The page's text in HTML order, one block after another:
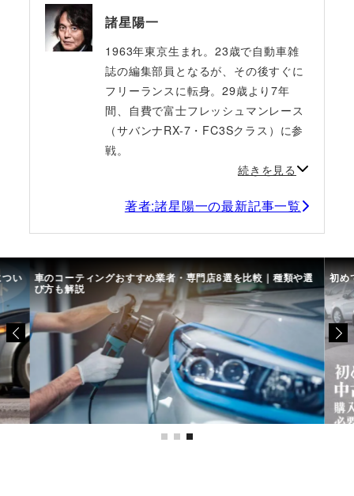
諸星陽一
1963年東京生まれ。23歳で自動車雑
誌の編集部員となるが、その後すぐに
フリーランスに転身。29歳より7年
間、自費で富士フレッシュマンレース
（サバンナRX-7・FC3Sクラス）に参
戦。
続きを見る
著者:諸星陽一の最新記事一覧
い 車のコーティングおすすめ業者・専門店8選を比較｜種類や選
び方も解説
初め